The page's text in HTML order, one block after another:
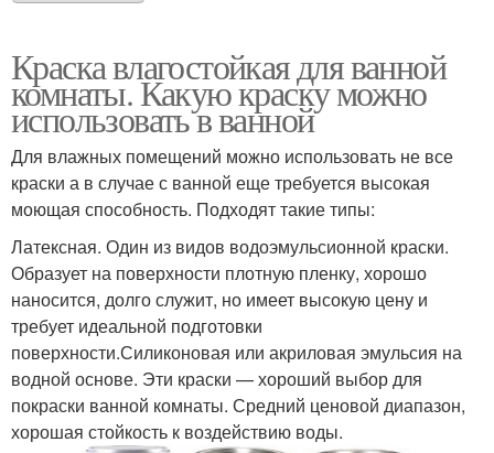
Краска влагостойкая для ванной
комнаты. Какую краску можно
использовать в ванной
Для влажных помещений можно использовать не все
краски а в случае с ванной еще требуется высокая
моющая способность. Подходят такие типы:
Латексная. Один из видов водоэмульсионной краски.
Образует на поверхности плотную пленку, хорошо
наносится, долго служит, но имеет высокую цену и
требует идеальной подготовки
поверхности.Силиконовая или акриловая эмульсия на
водной основе. Эти краски — хороший выбор для
покраски ванной комнаты. Средний ценовой диапазон,
хорошая стойкость к воздействию воды.